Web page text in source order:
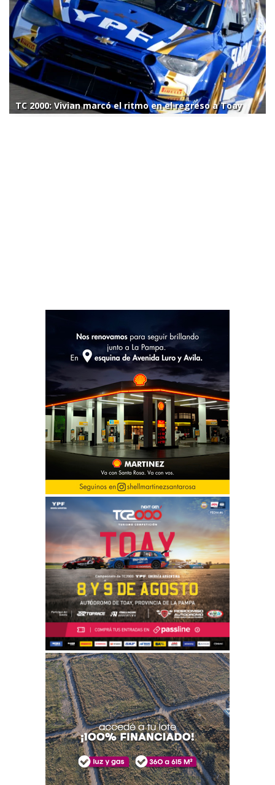
TC 2000: Vivian marcó el ritmo en el regreso a Toay